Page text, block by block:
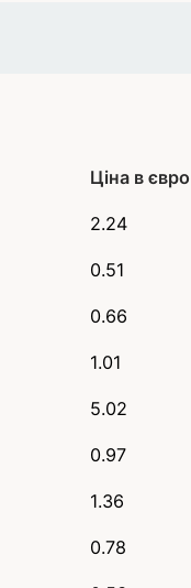
Ціна в євро
2.24
0.51
0.66
1.01
5.02
0.97
1.36
0.78